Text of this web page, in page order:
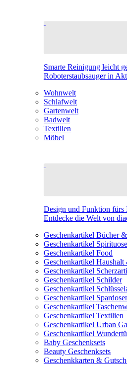
Smarte Reinigung leicht
Roboterstaubsauger in
Wohnwelt
Schlafwelt
Gartenwelt
Badwelt
Textilien
Möbel
Design und Funktion fürs
Entdecke die Welt von
Geschenkartikel Bücher
Geschenkartikel
Geschenkartikel Food
Geschenkartikel
Geschenkartikel
Geschenkartikel Schilder
Geschenkartikel
Geschenkartikel
Geschenkartikel
Geschenkartikel Textilien
Geschenkartikel Urban
Geschenkartikel
Baby Geschenksets
Beauty Geschenksets
Geschenkkarten &